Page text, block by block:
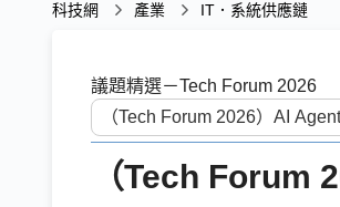
科技網 產業 IT．系統供應鏈
議題精選－Tech Forum 2026
（Tech Forum